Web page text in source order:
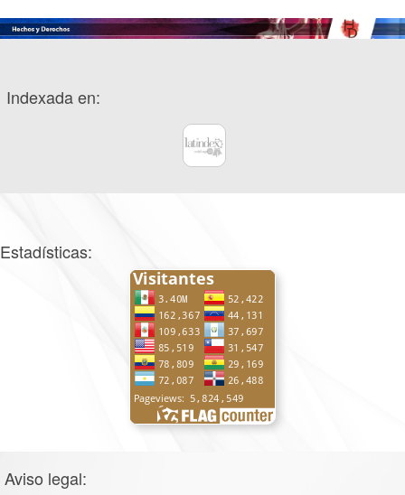
Indexada en:
Estadísticas:
Aviso legal: